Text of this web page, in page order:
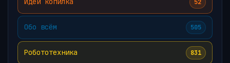
52
Обо всём 505
Робототехника 831